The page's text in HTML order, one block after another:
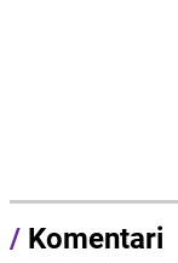
/ Komentari